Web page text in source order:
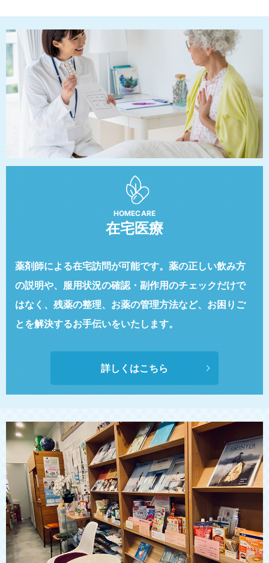
HOMECARE
在宅医療
薬剤師による在宅訪問が可能です。 薬の正しい飲み方
の説明や、服用状況の確認・副作用のチェックだけで
はなく、残薬の整理、お薬の管理方法など、 お困りご
とを解決するお手伝いをいたします。
詳しくはこちら